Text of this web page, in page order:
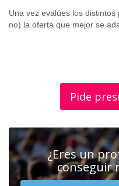
Una vez evalúes los
no) la oferta que mejor se
Pide
¿Eres un
conseguir